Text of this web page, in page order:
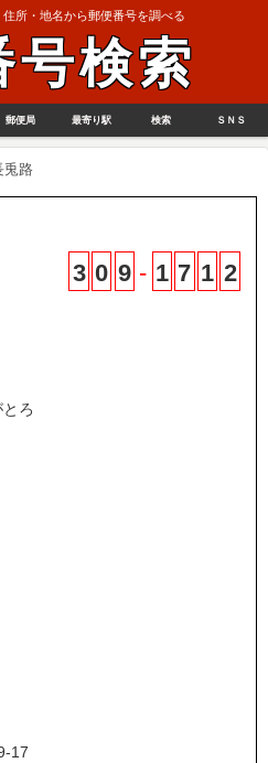
所・地名から郵便番号を調べる
号検索
郵便局 最寄り駅 検索 ＳＮＳ
兎路
3 0 9 - 1 7 1 2
ろ
17